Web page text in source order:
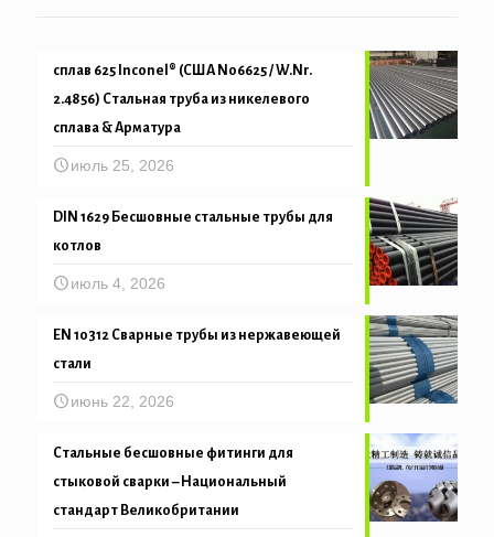
сплав 625 Inconel® (США N06625 / W.Nr.
2.4856) Стальная труба из никелевого
сплава & Арматура
июль 25, 2026
DIN 1629 Бесшовные стальные трубы для
котлов
июль 4, 2026
EN 10312 Сварные трубы из нержавеющей
стали
июнь 22, 2026
Стальные бесшовные фитинги для
стыковой сварки – Национальный
стандарт Великобритании